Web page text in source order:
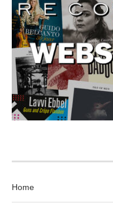
Home